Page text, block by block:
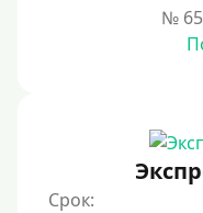
С возможностью
Надежные
№
Срок: